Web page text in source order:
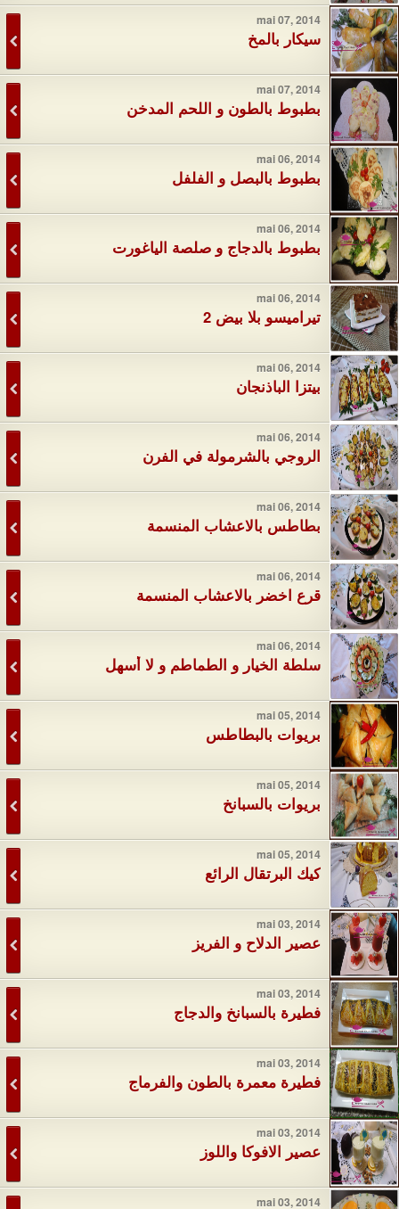
mai 07, 2014
سيكار بالمخ
mai 07, 2014
بطبوط بالطون و اللحم المدخن
mai 06, 2014
بطبوط بالبصل و الفلفل
mai 06, 2014
بطبوط بالدجاج و صلصة الياغورت
mai 06, 2014
تيراميسو بلا بيض 2
mai 06, 2014
بيتزا الباذنجان
mai 06, 2014
الروجي بالشرمولة في الفرن
mai 06, 2014
بطاطس بالاعشاب المنسمة
mai 06, 2014
قرع اخضر بالاعشاب المنسمة
mai 06, 2014
سلطة الخيار و الطماطم و لا أسهل
mai 05, 2014
بريوات بالبطاطس
mai 05, 2014
بريوات بالسبانخ
mai 05, 2014
كيك البرتقال الرائع
mai 03, 2014
عصير الدلاح و الفريز
mai 03, 2014
فطيرة بالسبانخ والدجاج
mai 03, 2014
فطيرة معمرة بالطون والفرماج
mai 03, 2014
عصير الافوكا واللوز
mai 03, 2014